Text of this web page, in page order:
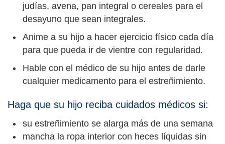
judías, avena, pan integral o cereales para el
desayuno que sean integrales.
Anime a su hijo a hacer ejercicio físico cada día
para que pueda ir de vientre con regularidad.
Hable con el médico de su hijo antes de darle
cualquier medicamento para el estreñimiento.
Haga que su hijo reciba cuidados médicos si:
su estreñimiento se alarga más de una semana
mancha la ropa interior con heces líquidas sin